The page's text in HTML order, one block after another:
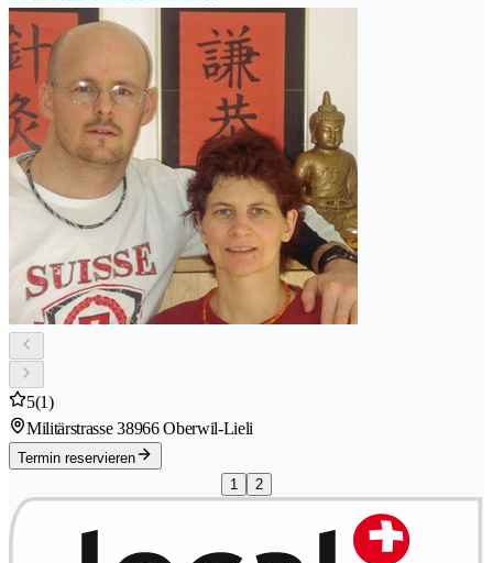
5(1)
Militärstrasse 38966 Oberwil-Lieli
Termin reservieren
1
2